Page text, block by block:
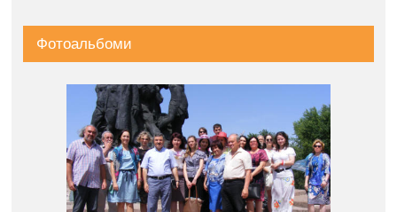
Фотоальбоми